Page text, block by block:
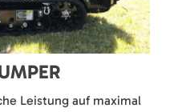
Leistung auf maximal